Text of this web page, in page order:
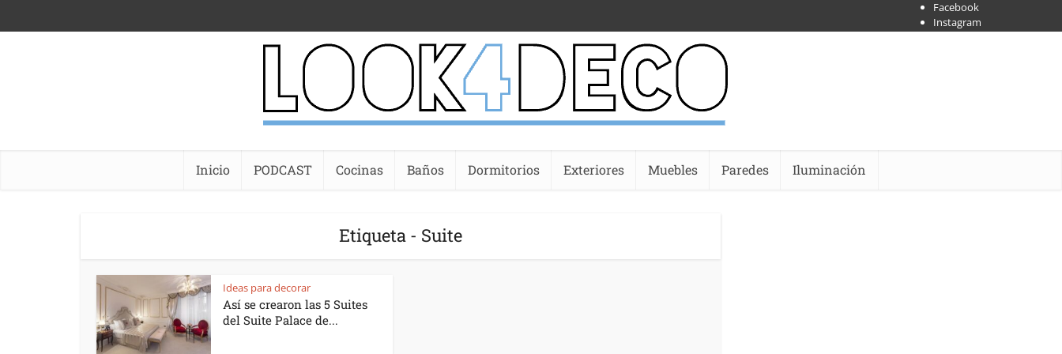
Facebook
Instagram
Inicio PODCAST Cocinas Baños Dormitorios Exteriores Muebles Paredes Iluminación
Etiqueta - Suite
Ideas para decorar
Así se crearon las 5 Suites
del Suite Palace de...